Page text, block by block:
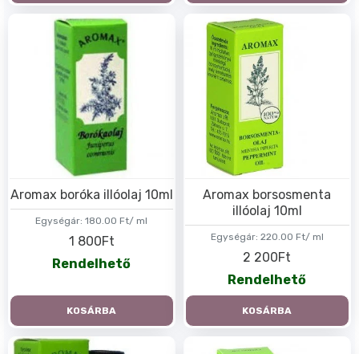
választani. Az adott termék oldalán részletes leírást találhatsz
az olaj hatását illetően is, ami szintén segít a célod
megvalósításában.
Amennyiben megtaláltad a kívánt készítményt, illetve az abból
készült terméket, már a kategóriaoldalról is beleteheted azt a
kosárba. Ehhez nem kell mást tenned, mint a megrendelni kívánt
mennyiség beállítását követően megnyomnod a fotója alatt
megjelenő “kosárba” gombot. A rendelést követő szállítás után,
pár napon belül érezheted is a kiválasztott illóolajok pozitív
hatását.
Egységár: 180.00 Ft/ ml
Aromax boróka illóolaj 10ml
1 800Ft
Rendelhető
KOSÁRBA
Egységár: 220.00 Ft/ ml
Aromax borsosmenta
illóolaj 10ml
2 200Ft
Rendelhető
KOSÁRBA